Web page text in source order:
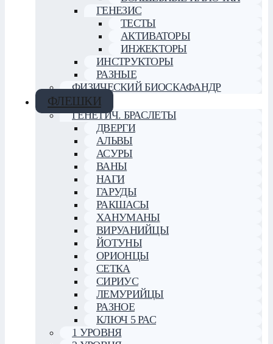
ГЕНЕЗИС
ТЕСТЫ
АКТИВАТОРЫ
ИНЖЕКТОРЫ
ИНСТРУКТОРЫ
РАЗНЫЕ
ФИЗИЧЕСКИЙ БИОСКАФАНДР
ФЛЕШКИ
ГЕНЕТИЧ. БРАСЛЕТЫ
ДВЕРГИ
АЛЬВЫ
АСУРЫ
ВАНЫ
НАГИ
ГАРУДЫ
РАКШАСЫ
ХАНУМАНЫ
ВИРУАНИЙЦЫ
ЙОТУНЫ
ОРИОНЦЫ
СЕТКА
СИРИУС
ЛЕМУРИЙЦЫ
РАЗНОЕ
КЛЮЧ 5 РАС
1 УРОВНЯ